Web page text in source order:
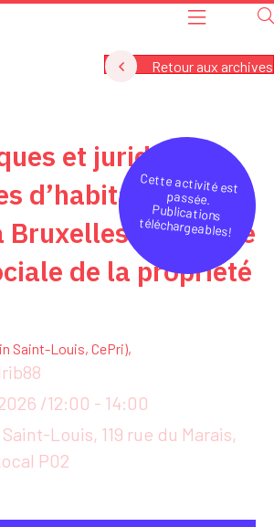
Retour aux archives
et juridiques
d’habitat
: vers une
de la propriété
Saint-Louis, CePri),
/12:00 - 14:00
Louis, 119 rue du Marais,
P02